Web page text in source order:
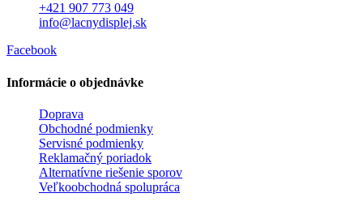
+421 907 773 049
info@lacnydisplej.sk
Facebook
Informácie o objednávke
Doprava
Obchodné podmienky
Servisné podmienky
Reklamačný poriadok
Alternatívne riešenie sporov
Veľkoobchodná spolupráca